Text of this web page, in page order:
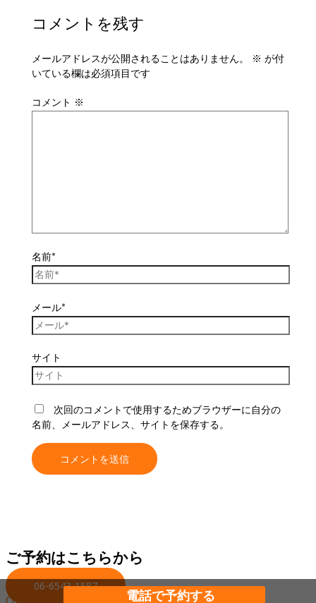
コメントを残す
メールアドレスが公開されることはありません。 ※ が付
いている欄は必須項目です
コメント ※
名前*
メール*
サイト
次回のコメントで使用するためブラウザーに自分の
名前、メールアドレス、サイトを保存する。
ご予約はこちらから
06-6543-1587
電話で予約する